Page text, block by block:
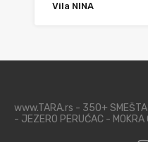
Vila NINA
www.TARA.rs - 350+
- JEZERO PERUĆAC - MOKRA